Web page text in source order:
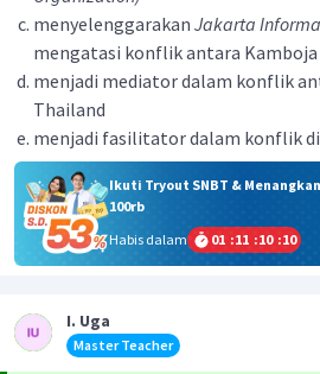
menyelenggarakan Jakarta
mengatasi konflik antara Kamboja
menjadi mediator dalam konflik
Thailand
menjadi fasilitator dalam konflik
Ikuti Tryout SNBT &
100rb
Habis dalam
01 :11 :10 :10
I. Uga
Master Teacher